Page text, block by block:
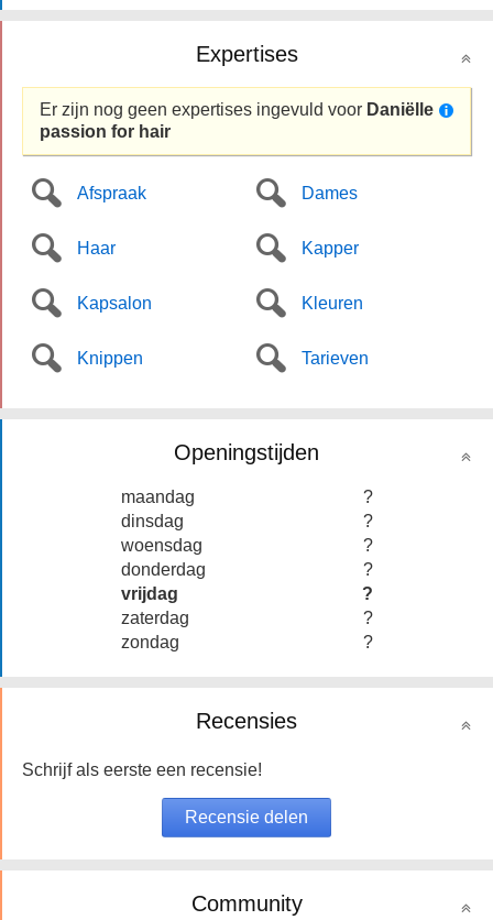
Expertises
Er zijn nog geen expertises ingevuld voor Daniëlle
passion for hair
Afspraak Dames
Haar Kapper
Kapsalon Kleuren
Knippen Tarieven
Openingstijden
maandag
?
dinsdag
?
woensdag
?
donderdag
?
vrijdag
?
zaterdag
?
zondag
?
Recensies
Schrijf als eerste een recensie!
Community